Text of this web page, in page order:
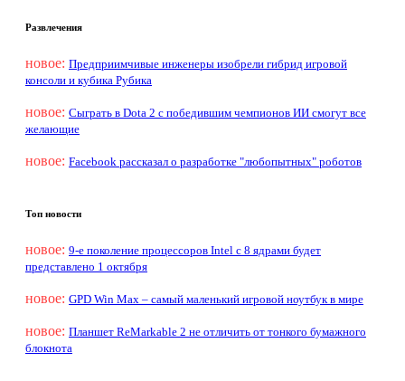
Развлечения
новое: Предприимчивые инженеры изобрели гибрид игровой
консоли и кубика Рубика
новое: Сыграть в Dota 2 с победившим чемпионов ИИ смогут все
желающие
новое: Facebook рассказал о разработке "любопытных" роботов
Топ новости
новое: 9-е поколение процессоров Intel с 8 ядрами будет
представлено 1 октября
новое: GPD Win Max – самый маленький игровой ноутбук в мире
новое: Планшет ReMarkable 2 не отличить от тонкого бумажного
блокнота